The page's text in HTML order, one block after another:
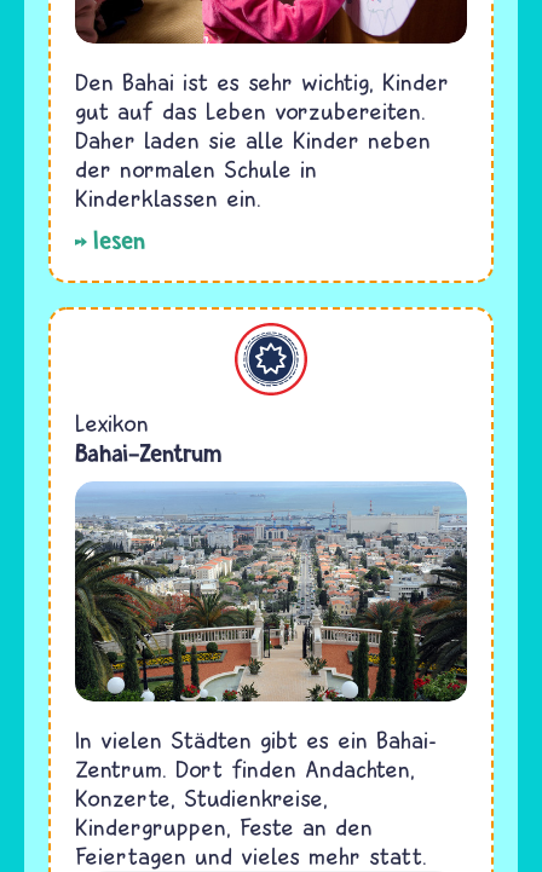
Den Bahai ist es sehr wichtig, Kinder
gut auf das Leben vorzubereiten.
Daher laden sie alle Kinder neben
der normalen Schule in
Kinderklassen ein.
lesen
Bahaitum
Lexikon
Bahai-Zentrum
In vielen Städten gibt es ein Bahai-
Zentrum. Dort finden Andachten,
Konzerte, Studienkreise,
Kindergruppen, Feste an den
Feiertagen und vieles mehr statt.